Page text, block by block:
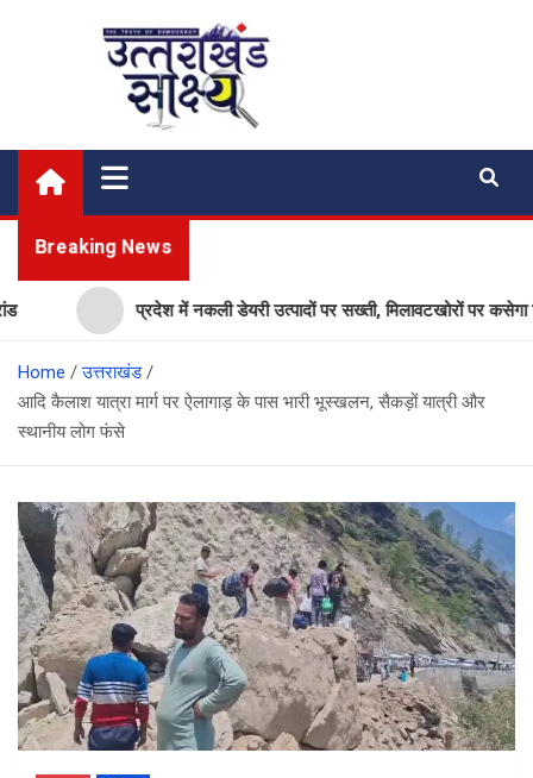
Uttarakhand Shakshya
My News Portal
Breaking News
प्रदेश में नकली डेयरी उत्पादों पर सख्ती, मिलावटखोरों पर कसेगा
Home
उत्तराखंड
आदि कैलाश यात्रा मार्ग पर ऐलागाड़ के पास भारी भूस्खलन, सैकड़ों यात्री और
स्थानीय लोग फंसे